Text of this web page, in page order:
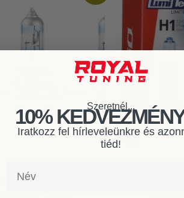
emelt
H1
Szeretnél...
10%
Iratkozz fel hírleveleünkre és
tiéd!